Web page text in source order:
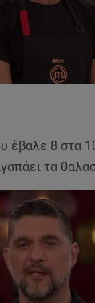
έβαλε 8 στα
τα